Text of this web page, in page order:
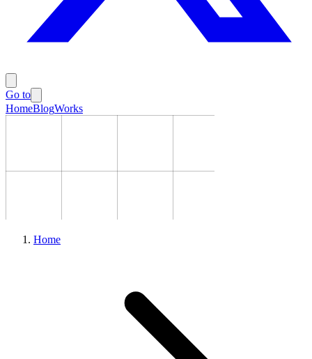
Go to
HomeBlogWorks
Home